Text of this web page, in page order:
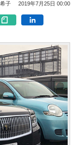
子 2019年7月25日 00:00